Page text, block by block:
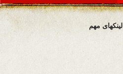
لینکهای مهم